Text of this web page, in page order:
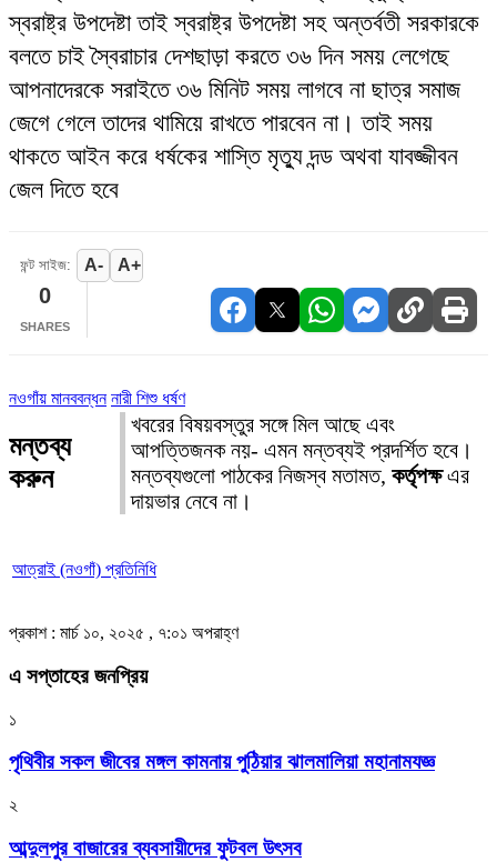
স্বরাষ্ট্র উপদেষ্টা তাই স্বরাষ্ট্র উপদেষ্টা সহ অন্তর্বতী সরকারকে
বলতে চাই স্বৈরাচার দেশছাড়া করতে ৩৬ দিন সময় লেগেছে
আপনাদেরকে সরাইতে ৩৬ মিনিট সময় লাগবে না ছাত্র সমাজ
জেগে গেলে তাদের থামিয়ে রাখতে পারবেন না। তাই সময়
থাকতে আইন করে ধর্ষকের শাস্তি মৃত্যু দন্ড অথবা যাবজ্জীবন
জেল দিতে হবে
ফন্ট সাইজ: A- A+
0
SHARES
নওগাঁয় মানববন্ধন নারী শিশু ধর্ষণ
মন্তব্য
করুন
খবরের বিষয়বস্তুর সঙ্গে মিল আছে এবং
আপত্তিজনক নয়- এমন মন্তব্যই প্রদর্শিত হবে।
মন্তব্যগুলো পাঠকের নিজস্ব মতামত, কর্তৃপক্ষএর
দায়ভার নেবে না।
আত্রাই (নওগাঁ) প্রতিনিধি
প্রকাশ : মার্চ ১০, ২০২৫ , ৭:০১ অপরাহ্ণ
এ সপ্তাহের জনপ্রিয়
১
পৃথিবীর সকল জীবের মঙ্গল কামনায় পুঠিয়ার ঝালমালিয়া মহানামযজ্ঞ
২
আব্দুলপুর বাজারের ব্যবসায়ীদের ফুটবল উৎসব